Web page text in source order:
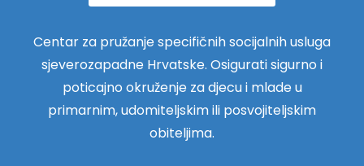
Centar za pružanje specifičnih socijalnih usluga
sjeverozapadne Hrvatske. Osigurati sigurno i
poticajno okruženje za djecu i mlade u
primarnim, udomiteljskim ili posvojiteljskim
obiteljima.